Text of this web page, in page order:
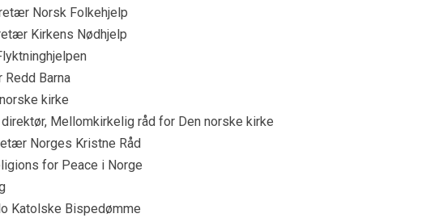
Norsk Folkehjelp
Kirkens Nødhjelp
Barna
kirke
Mellomkirkelig råd for Den norske kirke
Norges Kristne Råd
for Peace i Norge
Katolske Bispedømme